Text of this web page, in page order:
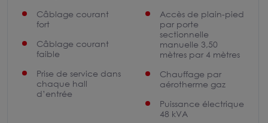
Câblage courant
fort
Câblage courant
faible
Prise de service dans
chaque hall
d’entrée
Accès de plain-pied
par porte
sectionnelle
manuelle 3,50
mètres par 4 mètres
Chauffage par
aérotherme gaz
Puissance électrique
48 kVA